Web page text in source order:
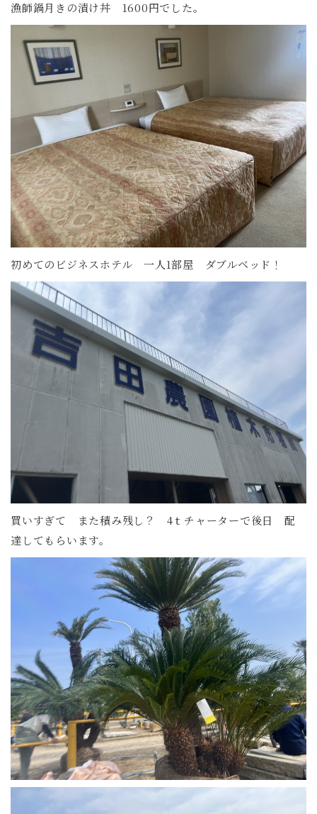
漁師鍋月きの漬け丼 1600円でした。
初めてのビジネスホテル 一人1部屋 ダブルベッド！
買いすぎて また積み残し？ 4ｔチャーターで後日 配
達してもらいます。